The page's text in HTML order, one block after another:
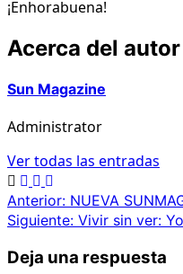
¡Enhorabuena!
Acerca del autor
Sun Magazine
Administrator
Ver todas las entradas
Navegación
de
entradas
Anterior: NUEVA
Siguiente: Vivir sin ver:
Deja una respuesta